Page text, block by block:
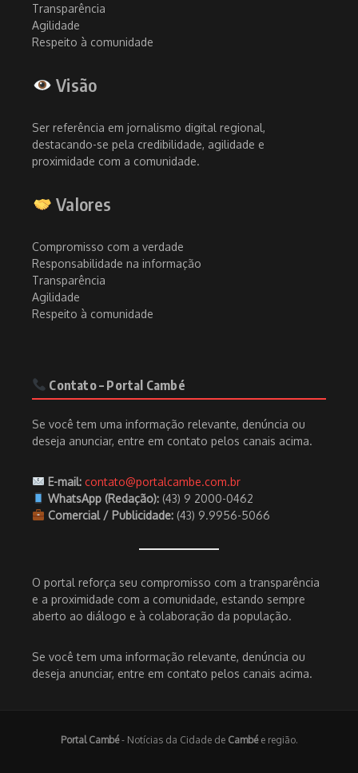
Transparência
Agilidade
Respeito à comunidade
Visão
Ser referência em jornalismo digital regional,
destacando-se pela credibilidade, agilidade e
proximidade com a comunidade.
Valores
Compromisso com a verdade
Responsabilidade na informação
Transparência
Agilidade
Respeito à comunidade
Contato – Portal Cambé
Se você tem uma informação relevante, denúncia ou
deseja anunciar, entre em contato pelos canais acima.
E-mail: contato@portalcambe.com.br
WhatsApp (Redação):(43) 9 2000-0462
Comercial / Publicidade:(43) 9.9956-5066
O portal reforça seu compromisso com a transparência
e a proximidade com a comunidade, estando sempre
aberto ao diálogo e à colaboração da população.
Se você tem uma informação relevante, denúncia ou
deseja anunciar, entre em contato pelos canais acima.
Portal Cambé- Notícias da Cidade de Cambée região.